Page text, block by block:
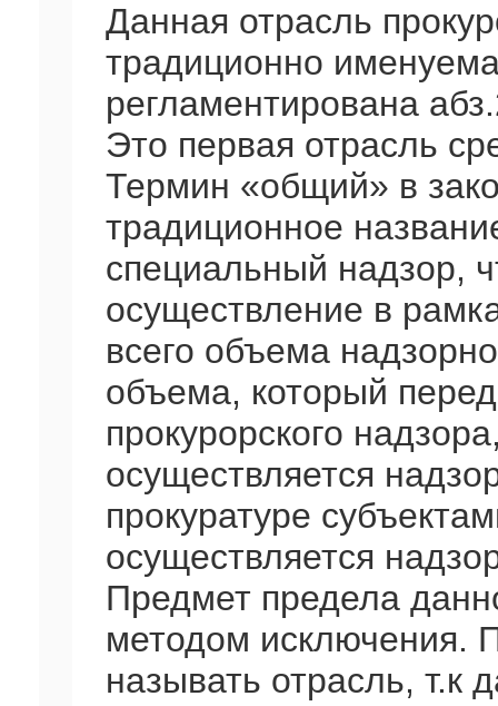
Данная отрасль
традиционно
регламентирована
Это первая отрасль
Термин «общий» в
традиционное
специальный надзор,
осуществление в
всего объема
объема, который
прокурорского
осуществляется
прокуратуре
осуществляется
Предмет предела
методом исключения.
называть отрасль, т.к